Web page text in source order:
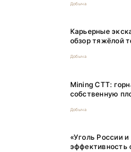
Добыча
Карьерные
обзор тяжёлой
Добыча
Mining CTT:
собственную
Добыча
«Уголь России
эффективность